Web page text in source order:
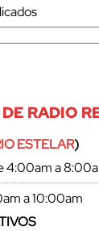
RADIO
ESTELAR)
4:00am a
a 10:00am